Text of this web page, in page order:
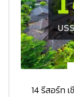
14 รีสอร์ท